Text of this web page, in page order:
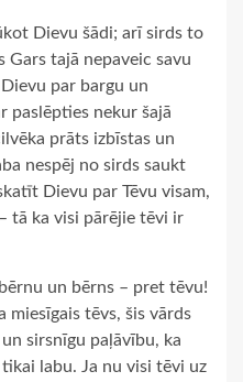
Dievu šādi; arī sirds to
Gars tajā nepaveic savu
par bargu un
paslēpties nekur šajā
prāts izbīstas un
nespēj no sirds saukt
Dievu par Tēvu visam,
tā ka visi pārējie tēvi ir
un bērns – pret tēvu!
miesīgais tēvs, šis vārds
sirsnīgu paļāvību, ka
labu. Ja nu visi tēvi uz